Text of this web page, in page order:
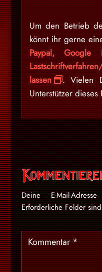
Um den Betrieb
könnt ihr gerne
Paypal,
lassen
. Vielen
Unterstützer dieses
Deine E-Mail-
Erforderliche Felder